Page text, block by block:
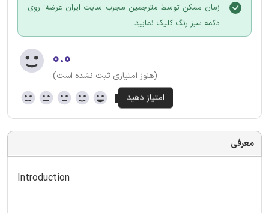
زمان ممکن توسط مترجمین مجرب سایت ایران عرضه؛ روی
دکمه سبز رنگ کلیک نمایید.
۰.۰
(هنوز امتیازی ثبت نشده است)
معرفی
Introduction